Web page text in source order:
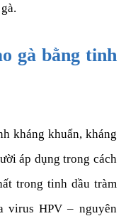
gà bằng tinh
kháng khuẩn, kháng
áp dụng trong cách
trong tinh dầu tràm
virus HPV – nguyên